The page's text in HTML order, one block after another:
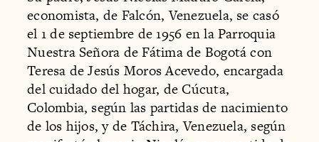
economista, de Falcón, Venezuela, se casó
el 1 de septiembre de 1956 en la Parroquia
Nuestra Señora de Fátima de Bogotá con
Teresa de Jesús Moros Acevedo, encargada
del cuidado del hogar, de Cúcuta,
Colombia, según las partidas de nacimiento
de los hijos, y de Táchira, Venezuela, según